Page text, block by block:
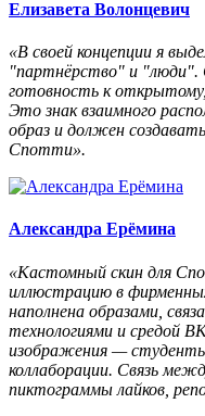
Елизавета Волонцевич
«В своей концепции я
"партнёрство" и "люди".
готовность к
Это знак взаимного
образ и должен
Спотти».
Александра Ерёмина
«Кастомный скин для
иллюстрацию в
наполнена образами,
технологиями и средой
изображения —
коллаборации. Связь
пиктограммы лайков,